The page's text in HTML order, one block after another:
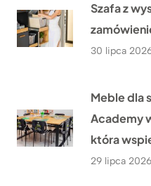
Szafa z
30 lipca
Meble dla
Academy
która
29 lipca 2026